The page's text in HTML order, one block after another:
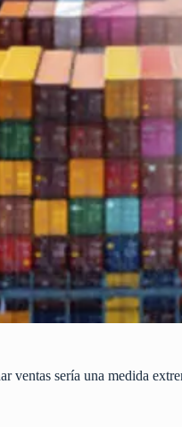
ventas sería una medida